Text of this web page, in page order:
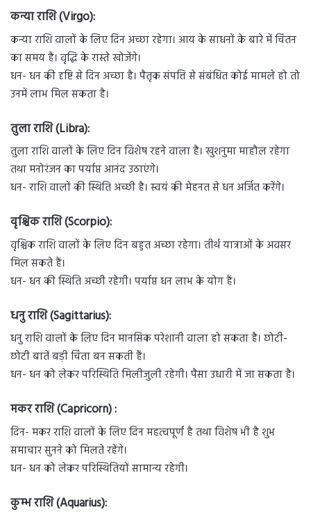
कन्या राशि (Virgo):
कन्या राशि वालों के लिए दिन अच्छा रहेगा। आय के साधनों के बारे में चिंतन
का समय है। वृद्धि के रास्ते खोजेंगे।
धन- धन की दृष्टि से दिन अच्छा है। पैतृक संपत्ति से संबंधित कोई मामले हो तो
उनमें लाभ मिल सकता है।
तुला राशि (Libra):
तुला राशि वालों के लिए दिन विशेष रहने वाला है। खुशनुमा माहौल रहेगा
तथा मनोरंजन का पर्याप्त आनंद उठाएंगे।
धन- राशि वालों की स्थिति अच्छी है। स्वयं की मेहनत से धन अर्जित करेंगे।
वृश्चिक राशि (Scorpio):
वृश्चिक राशि वालों के लिए दिन बहुत अच्छा रहेगा। तीर्थ यात्राओं के अवसर
मिल सकते हैं।
धन- धन की स्थिति अच्छी रहेगी। पर्याप्त धन लाभ के योग हैं।
धनु राशि (Sagittarius):
धनु राशि वालों के लिए दिन मानसिक परेशानी वाला हो सकता है। छोटी-
छोटी बातें बड़ी चिंता बन सकती हैं।
धन- धन को लेकर परिस्थिति मिलीजुली रहेगी। पैसा उधारी में जा सकता है।
मकर राशि (Capricorn) :
दिन- मकर राशि वालों के लिए दिन महत्वपूर्ण है तथा विशेष भी है शुभ
समाचार सुनने को मिलते रहेंगे।
धन- धन को लेकर परिस्थितियों सामान्य रहेगी।
कुम्भ राशि (Aquarius):